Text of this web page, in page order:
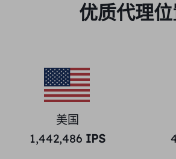
优质代理
美国
1,442,486 IPS